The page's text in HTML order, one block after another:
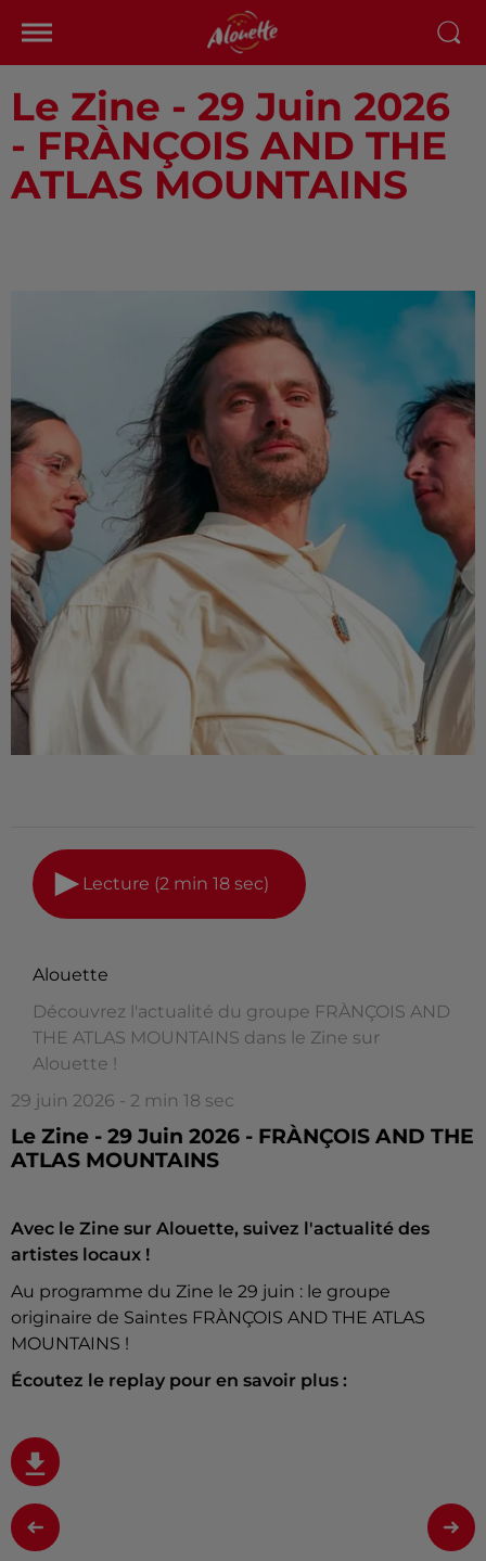
Le Zine - 29 Juin 2026
- FRÀNÇOIS AND THE
ATLAS MOUNTAINS
Lecture (2 min 18 sec)
Alouette
Découvrez l'actualité du groupe FRÀNÇOIS AND
THE ATLAS MOUNTAINS dans le Zine sur
Alouette !
29 juin 2026 - 2 min 18 sec
Le Zine - 29 Juin 2026 - FRÀNÇOIS AND THE
ATLAS MOUNTAINS
Avec le Zine sur Alouette, suivez l'actualité des
artistes locaux !
Au programme du Zine le 29 juin : le groupe
originaire de Saintes FRÀNÇOIS AND THE ATLAS
MOUNTAINS !
Écoutez le replay pour en savoir plus :